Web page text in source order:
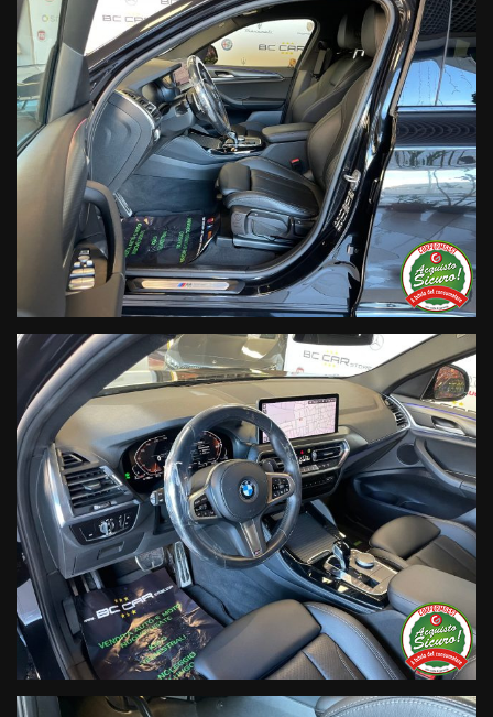
NON HAI TROVATO L'AUTO CHE
CERCHI?
Compila il modulo e ti contatteremo appena l'auto che cerchi
sarà disponibile